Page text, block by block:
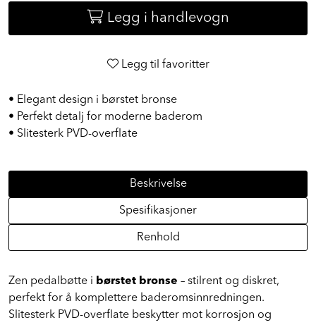
Legg i handlevogn
Legg til favoritter
• Elegant design i børstet bronse
• Perfekt detalj for moderne baderom
• Slitesterk PVD-overflate
Beskrivelse
Spesifikasjoner
Renhold
Zen pedalbøtte i børstet bronse – stilrent og diskret,
perfekt for å komplettere baderomsinnredningen.
Slitesterk PVD-overflate beskytter mot korrosjon og